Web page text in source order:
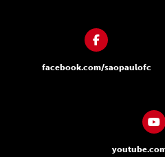
facebook.com/saopaulofc